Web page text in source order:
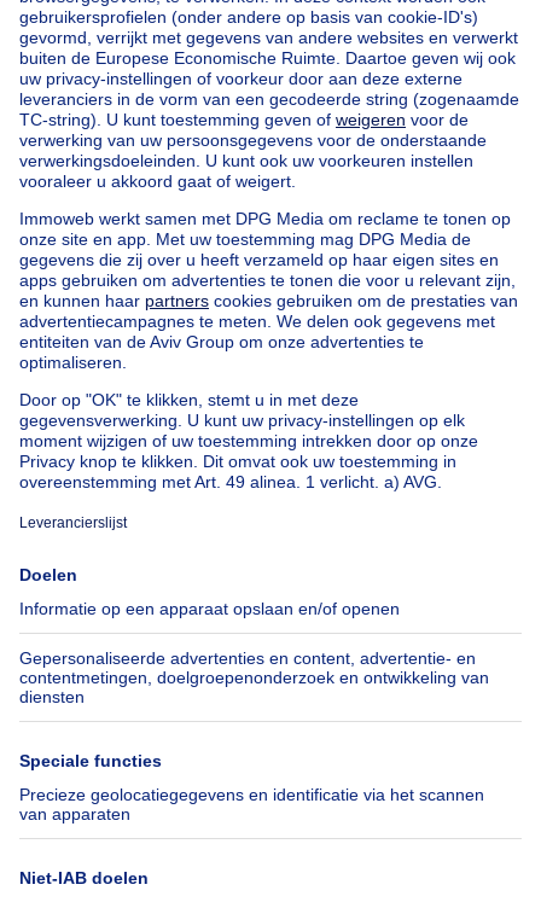
Home België
Vlaams Brabant (provincie)
Halle-Vilvoorde (arrondissement)
Kopen uw huis in Zemst
Onze huizen buiten BelgiëHuis te koop Frankrijk
Huis te koop Spanje
Huis te koop Italië
Huis te koop Luxemburg
Huis te koop Nederland
Goedkoop vastgoedGoedkoop huis te koop
Goedkope appartementen te huur
Onze huurwoningen met slaapkamers
Appartement te koop met 3 slaapkamers Oostende
Huis te koop met 3 slaapkamers Stene
Huis te koop met 3 slaapkamers Deurne
Over
Immoweb
Pers
Jobs
Axel Springer Group
SeLoger.com
Immowelt.de
Tools
Belfius
Verzekeringen
Verhuis checklist
Hulp
Veelgestelde vragen
Volg ons